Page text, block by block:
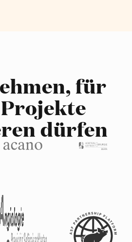
für
dürfen